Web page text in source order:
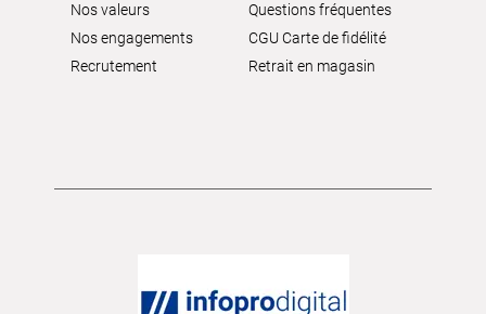
Nos valeurs
Nos engagements
Recrutement
Questions fréquentes
CGU Carte de fidélité
Retrait en magasin